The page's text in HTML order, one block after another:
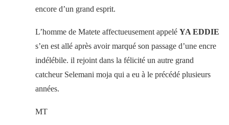
encore d’un grand esprit.
L’homme de Matete affectueusement appelé YA EDDIE
s’en est allé après avoir marqué son passage d’une encre
indélébile. il rejoint dans la félicité un autre grand
catcheur Selemani moja qui a eu à le précédé plusieurs
années.
MT